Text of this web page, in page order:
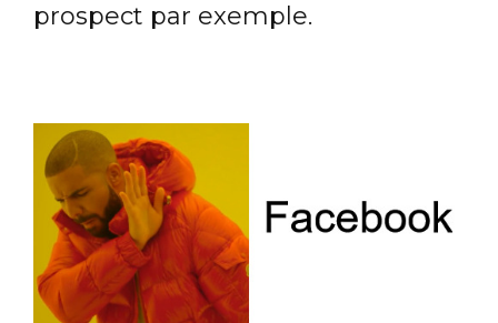
prospect par exemple.